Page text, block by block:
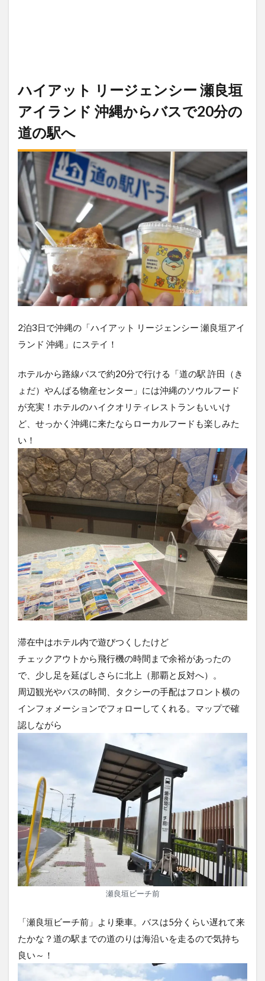
ハイアット リージェンシー 瀬良垣
アイランド 沖縄からバスで20分の
道の駅へ
2泊3日で沖縄の「ハイアット リージェンシー 瀬良垣アイ
ランド 沖縄」にステイ！
ホテルから路線バスで約20分で行ける「道の駅 許田（き
ょだ）やんばる物産センター」には沖縄のソウルフード
が充実！ホテルのハイクオリティレストランもいいけ
ど、せっかく沖縄に来たならローカルフードも楽しみた
い！
滞在中はホテル内で遊びつくしたけど
チェックアウトから飛行機の時間まで余裕があったの
で、少し足を延ばしさらに北上（那覇と反対へ）。
周辺観光やバスの時間、タクシーの手配はフロント横の
インフォメーションでフォローしてくれる。マップで確
認しながら
瀬良垣ビーチ前
「瀬良垣ビーチ前」より乗車。バスは5分くらい遅れて来
たかな？道の駅までの道のりは海沿いを走るので気持ち
良い～！